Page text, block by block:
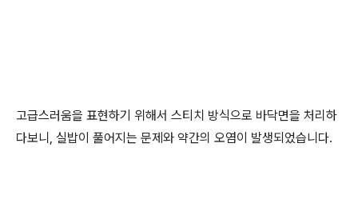
고급스러움을 표현하기 위해서 스티치 방식으로 바닥면을 처리하
다보니, 실밥이 풀어지는 문제와 약간의 오염이 발생되었습니다.